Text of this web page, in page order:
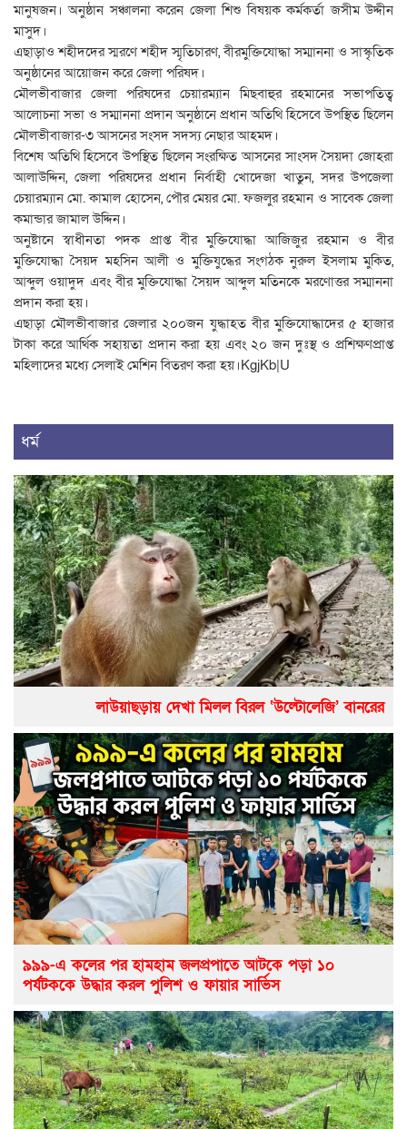
মানুষজন। অনুষ্ঠান সঞ্চালনা করেন জেলা শিশু বিষয়ক কর্মকর্তা জসীম উদ্দীন
মাসুদ।
এছাড়াও শহীদদের স্মরণে শহীদ স্মৃতিচারণ, বীরমুক্তিযোদ্ধা সম্মাননা ও সাস্কৃতিক
অনুষ্ঠানের আয়োজন করে জেলা পরিষদ।
মৌলভীবাজার জেলা পরিষদের চেয়ারম্যান মিছবাহুর রহমানের সভাপতিত্ব
আলোচনা সভা ও সম্মাননা প্রদান অনুষ্ঠানে প্রধান অতিথি হিসেবে উপস্থিত ছিলেন
মৌলভীবাজার-৩ আসনের সংসদ সদস্য নেছার আহমদ।
বিশেষ অতিথি হিসেবে উপস্থিত ছিলেন সংরক্ষিত আসনের সাংসদ সৈয়দা জোহরা
আলাউদ্দিন, জেলা পরিষদের প্রধান নির্বাহী খোদেজা খাতুন, সদর উপজেলা
চেয়ারম্যান মো. কামাল হোসেন, পৌর মেয়র মো. ফজলুর রহমান ও সাবেক জেলা
কমান্ডার জামাল উদ্দিন।
অনুষ্টানে স্বাধীনতা পদক প্রাপ্ত বীর মুক্তিযোদ্ধা আজিজুর রহমান ও বীর
মুক্তিযোদ্ধা সৈয়দ মহসিন আলী ও মুক্তিযুদ্ধের সংগঠক নুরুল ইসলাম মুকিত,
আব্দুল ওয়াদুদ এবং বীর মুক্তিযোদ্ধা সৈয়দ আব্দুল মতিনকে মরণোত্তর সম্মাননা
প্রদান করা হয়।
এছাড়া মৌলভীবাজার জেলার ২০০জন যুদ্ধাহত বীর মুক্তিযোদ্ধাদের ৫ হাজার
টাকা করে আর্থিক সহায়তা প্রদান করা হয় এবং ২০ জন দুঃস্থ ও প্রশিক্ষণপ্রাপ্ত
মহিলাদের মধ্যে সেলাই মেশিন বিতরণ করা হয়।KgjKb|U
ধর্ম
লাউয়াছড়ায় দেখা মিলল বিরল ‘উল্টোলেজি’ বানরের
৯৯৯-এ কলের পর হামহাম জলপ্রপাতে আটকে পড়া ১০
পর্যটককে উদ্ধার করল পুলিশ ও ফায়ার সার্ভিস